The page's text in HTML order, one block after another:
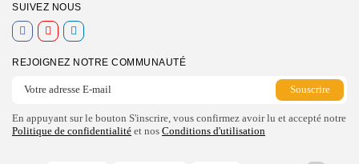
SUIVEZ NOUS
REJOIGNEZ NOTRE COMMUNAUTÉ
En appuyant sur le bouton S'inscrire, vous confirmez avoir lu et accepté notre
Politique de confidentialité et nos Conditions d'utilisation